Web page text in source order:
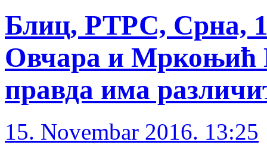
Блиц, РТРС, Срна,
Овчара и Мркоњић
правда има
15. Novembar 2016. 13:25